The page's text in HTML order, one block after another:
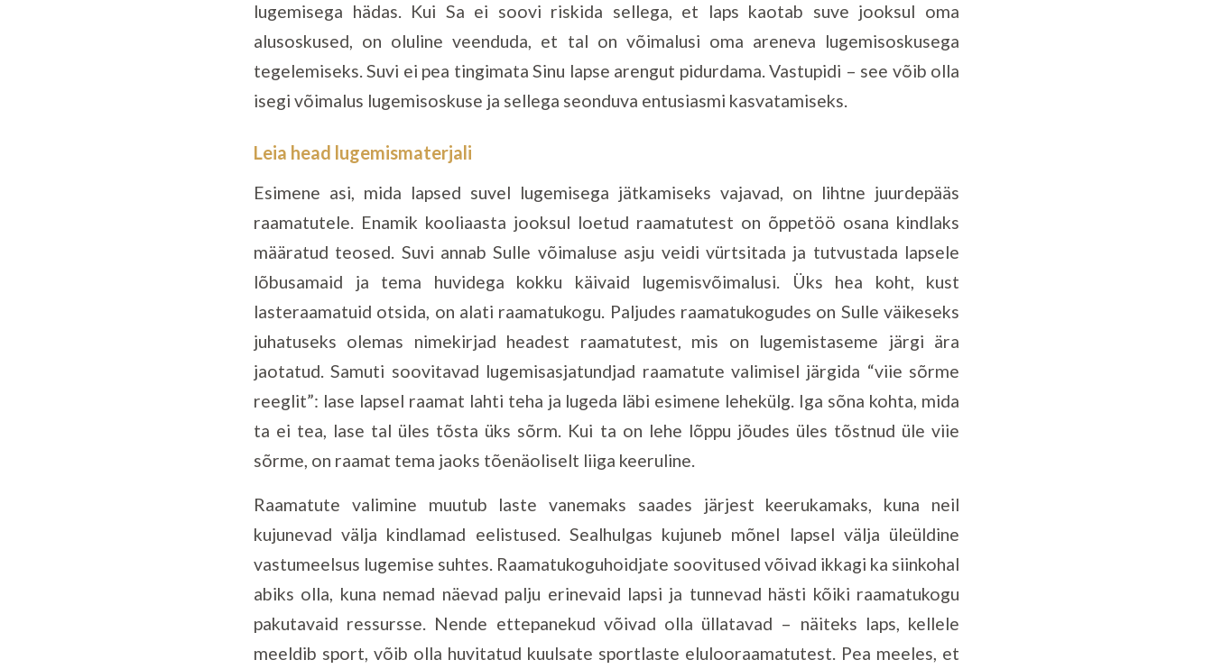
lugemisega hädas. Kui Sa ei soovi riskida sellega, et laps kaotab suve jooksul oma
alusoskused, on oluline veenduda, et tal on võimalusi oma areneva lugemisoskusega
tegelemiseks. Suvi ei pea tingimata Sinu lapse arengut pidurdama. Vastupidi – see võib olla
isegi võimalus lugemisoskuse ja sellega seonduva entusiasmi kasvatamiseks.
Leia head lugemismaterjali
Esimene asi, mida lapsed suvel lugemisega jätkamiseks vajavad, on lihtne juurdepääs
raamatutele. Enamik kooliaasta jooksul loetud raamatutest on õppetöö osana kindlaks
määratud teosed. Suvi annab Sulle võimaluse asju veidi vürtsitada ja tutvustada lapsele
lõbusamaid ja tema huvidega kokku käivaid lugemisvõimalusi. Üks hea koht, kust
lasteraamatuid otsida, on alati raamatukogu. Paljudes raamatukogudes on Sulle väikeseks
juhatuseks olemas nimekirjad headest raamatutest, mis on lugemistaseme järgi ära
jaotatud. Samuti soovitavad lugemisasjatundjad raamatute valimisel järgida “viie sõrme
reeglit”: lase lapsel raamat lahti teha ja lugeda läbi esimene lehekülg. Iga sõna kohta, mida
ta ei tea, lase tal üles tõsta üks sõrm. Kui ta on lehe lõppu jõudes üles tõstnud üle viie
sõrme, on raamat tema jaoks tõenäoliselt liiga keeruline.
Raamatute valimine muutub laste vanemaks saades järjest keerukamaks, kuna neil
kujunevad välja kindlamad eelistused. Sealhulgas kujuneb mõnel lapsel välja üleüldine
vastumeelsus lugemise suhtes. Raamatukoguhoidjate soovitused võivad ikkagi ka siinkohal
abiks olla, kuna nemad näevad palju erinevaid lapsi ja tunnevad hästi kõiki raamatukogu
pakutavaid ressursse. Nende ettepanekud võivad olla üllatavad – näiteks laps, kellele
meeldib sport, võib olla huvitatud kuulsate sportlaste elulooraamatutest. Pea meeles, et